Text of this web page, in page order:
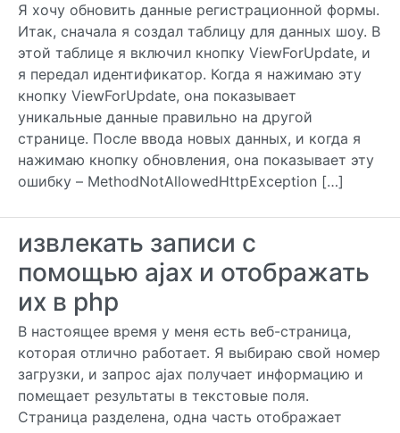
Я хочу обновить данные регистрационной формы.
Итак, сначала я создал таблицу для данных шоу. В
этой таблице я включил кнопку ViewForUpdate, и
я передал идентификатор. Когда я нажимаю эту
кнопку ViewForUpdate, она показывает
уникальные данные правильно на другой
странице. После ввода новых данных, и когда я
нажимаю кнопку обновления, она показывает эту
ошибку – MethodNotAllowedHttpException […]
извлекать записи с
помощью ajax и отображать
их в php
В настоящее время у меня есть веб-страница,
которая отлично работает. Я выбираю свой номер
загрузки, и запрос ajax получает информацию и
помещает результаты в текстовые поля.
Страница разделена, одна часть отображает